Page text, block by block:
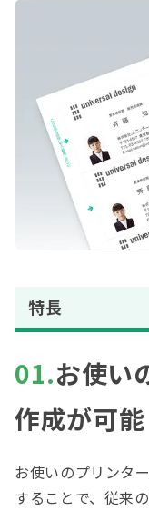
特長
01.お使い
作成が可能
お使いのプリンタ
することで、従来